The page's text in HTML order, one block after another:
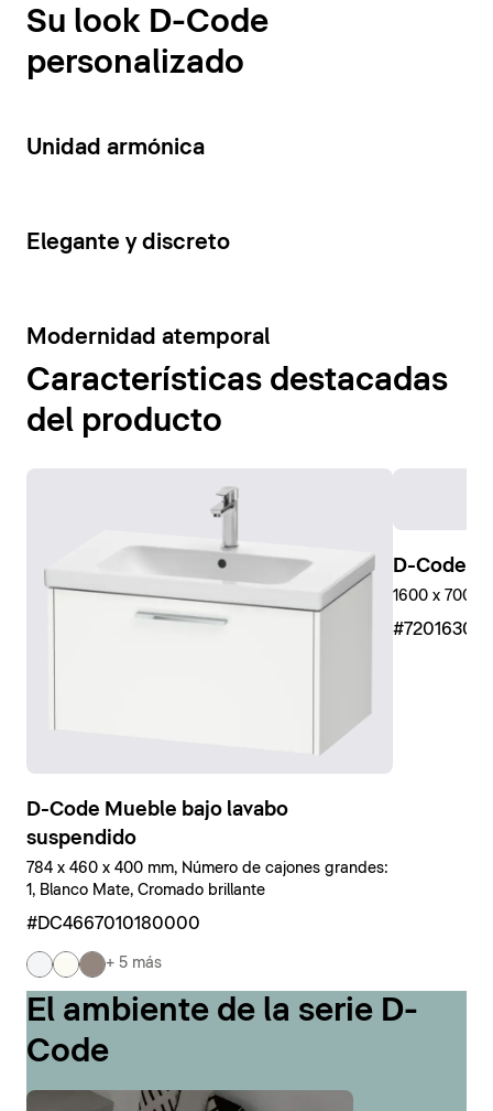
Su look D-Code
personalizado
14
Unidad armónica
15
Elegante y discreto
10
Modernidad atemporal
Características destacadas
del producto
D-Code Mueble bajo lavabo
suspendido
784 x 460 x 400 mm, Número de cajones grandes:
1, Blanco Mate, Cromado brillante
#DC4667010180000
+ 5 más
D-Code
1600 x 700
El ambiente de la serie D-
Code